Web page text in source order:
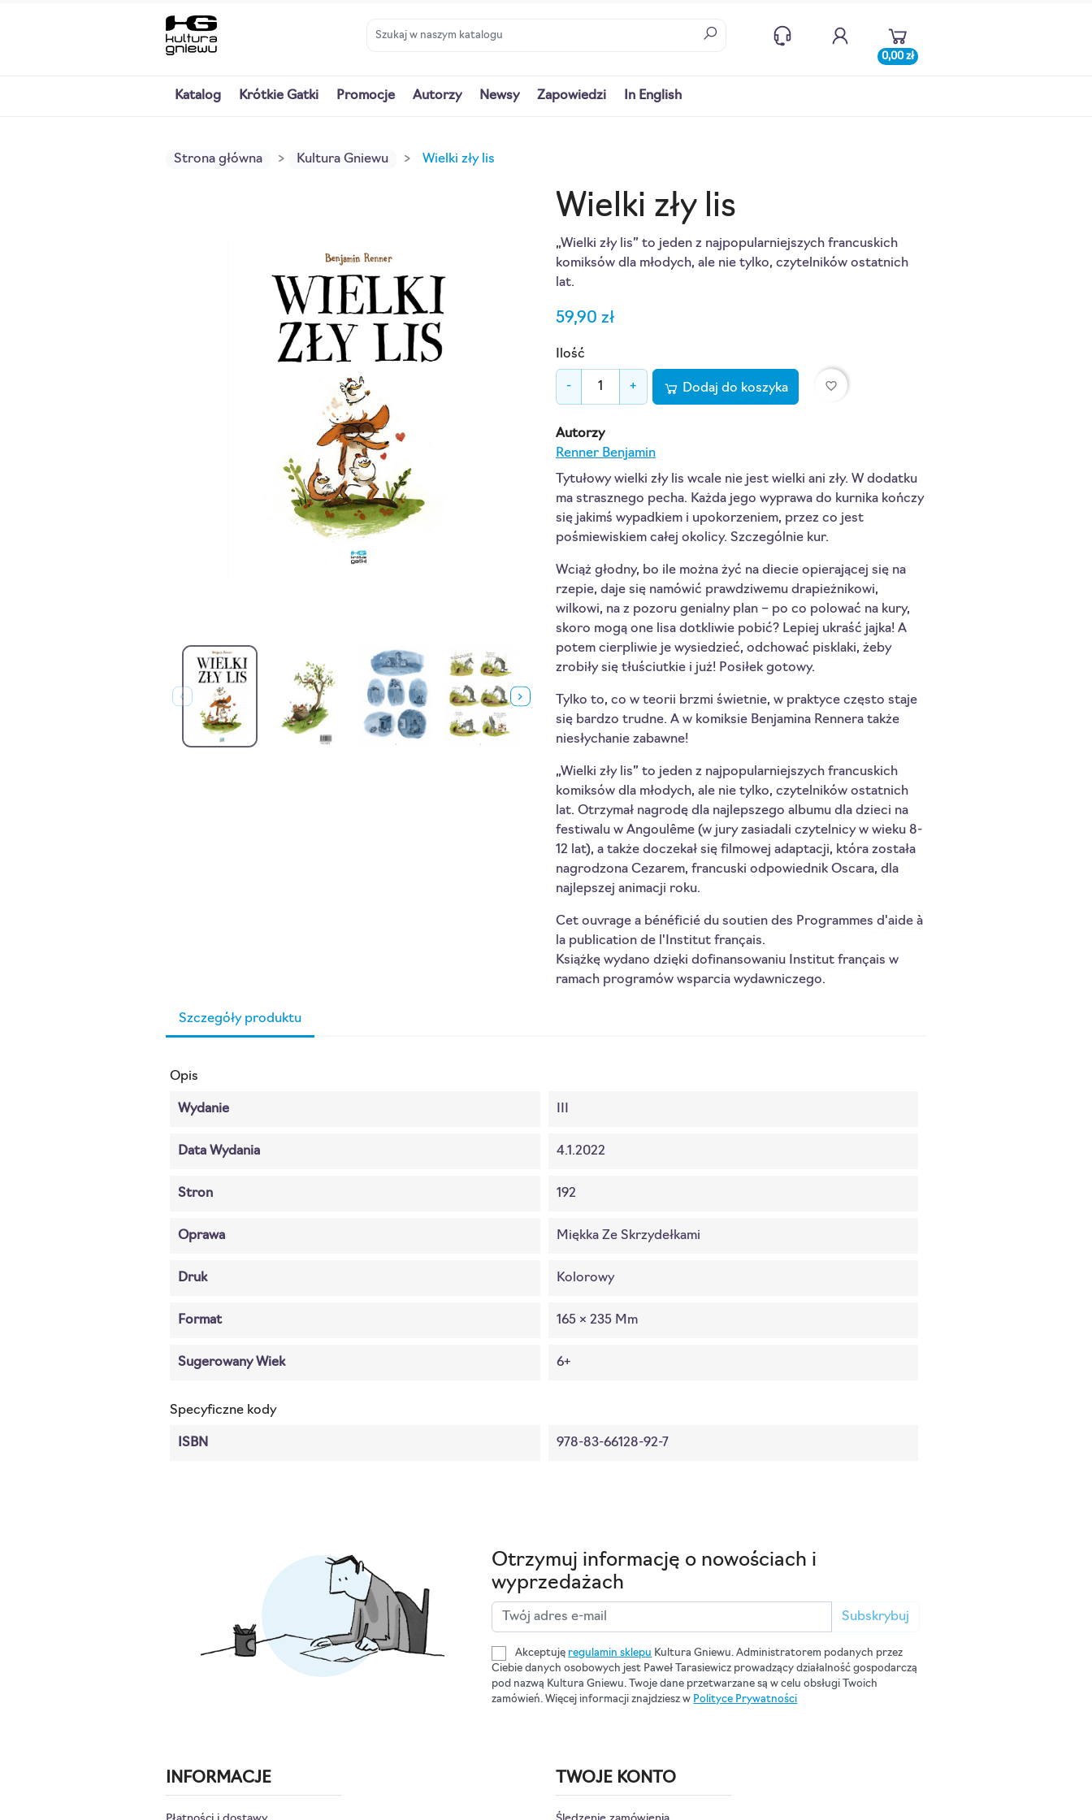
0,00 zł
Katalog Krótkie Gatki Promocje Autorzy Newsy Zapowiedzi In English
Strona główna Kultura Gniewu Wielki zły lis
Wielki zły lis
„Wielki zły lis” to jeden z najpopularniejszych francuskich
komiksów dla młodych, ale nie tylko, czytelników ostatnich
lat.
59,90 zł
Ilość
- + Dodaj do koszyka favorite_border
Autorzy
Renner Benjamin
Tytułowy wielki zły lis wcale nie jest wielki ani zły. W dodatku
ma strasznego pecha. Każda jego wyprawa do kurnika kończy
się jakimś wypadkiem i upokorzeniem, przez co jest
pośmiewiskiem całej okolicy. Szczególnie kur.
Wciąż głodny, bo ile można żyć na diecie opierającej się na
rzepie, daje się namówić prawdziwemu drapieżnikowi,
wilkowi, na z pozoru genialny plan – po co polować na kury,
skoro mogą one lisa dotkliwie pobić? Lepiej ukraść jajka! A
potem cierpliwie je wysiedzieć, odchować pisklaki, żeby
zrobiły się tłuściutkie i już! Posiłek gotowy.
Tylko to, co w teorii brzmi świetnie, w praktyce często staje
się bardzo trudne. A w komiksie Benjamina Rennera także
niesłychanie zabawne!
„Wielki zły lis” to jeden z najpopularniejszych francuskich
komiksów dla młodych, ale nie tylko, czytelników ostatnich
lat. Otrzymał nagrodę dla najlepszego albumu dla dzieci na
festiwalu w Angoulême (w jury zasiadali czytelnicy w wieku 8-
12 lat), a także doczekał się filmowej adaptacji, która została
nagrodzona Cezarem, francuski odpowiednik Oscara, dla
najlepszej animacji roku.
Cet ouvrage a bénéficié du soutien des Programmes d'aide à
la publication de l'Institut français.
Książkę wydano dzięki dofinansowaniu Institut français w
ramach programów wsparcia wydawniczego.
Szczegóły produktu
Opis
Wydanie
Data Wydania 4.1.2022
Stron 192
Oprawa Miękka Ze Skrzydełkami
Druk Kolorowy
Format 165 × 235 Mm
Sugerowany Wiek 6+
Specyficzne kody
ISBN 978-83-66128-92-7
Otrzymuj informację o nowościach i
wyprzedażach
Subskrybuj
Akceptuję regulamin sklepu Kultura Gniewu. Administratorem podanych przez
Ciebie danych osobowych jest Paweł Tarasiewicz prowadzący działalność gospodarczą
pod nazwą Kultura Gniewu. Twoje dane przetwarzane są w celu obsługi Twoich
zamówień. Więcej informacji znajdziesz w Polityce Prywatności
INFORMACJE TWOJE KONTO